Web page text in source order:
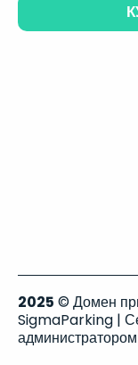
2025 © Домен
SigmaParking |